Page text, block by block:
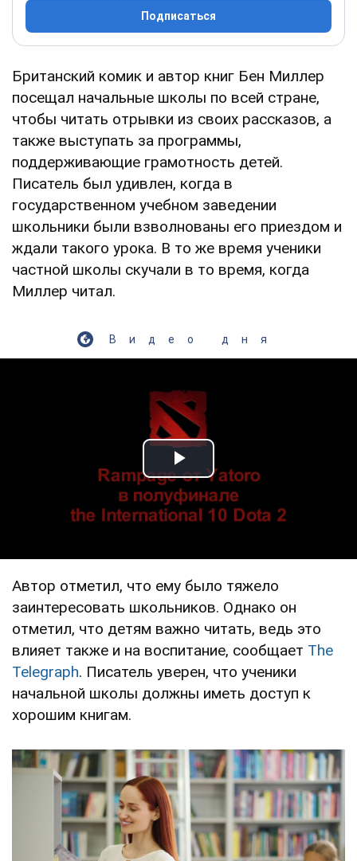
Подписаться
Британский комик и автор книг Бен Миллер
посещал начальные школы по всей стране,
чтобы читать отрывки из своих рассказов, а
также выступать за программы,
поддерживающие грамотность детей.
Писатель был удивлен, когда в
государственном учебном заведении
школьники были взволнованы его приездом и
ждали такого урока. В то же время ученики
частной школы скучали в то время, когда
Миллер читал.
Видео дня
Play Video
Автор отметил, что ему было тяжело
заинтересовать школьников. Однако он
отметил, что детям важно читать, ведь это
влияет также и на воспитание, сообщает The
Telegraph. Писатель уверен, что ученики
начальной школы должны иметь доступ к
хорошим книгам.